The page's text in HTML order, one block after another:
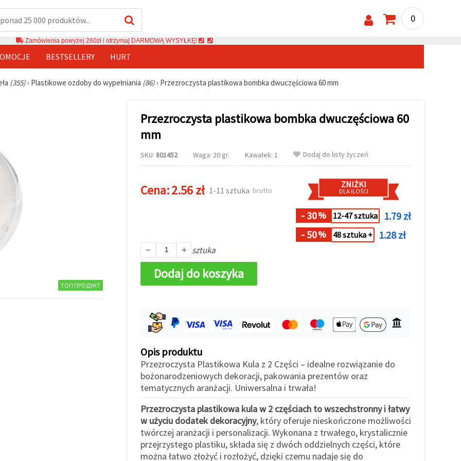
0
Zamówienia powyżej 260zł i otrzymaj DARMOWĄ WYSYŁKĘ!
BESTSELLERY HURT
(355)› Plastikowe ozdoby do wypełniania (86)› Przezroczysta plastikowa bombka dwuczęściowa 60 mm
ТОП ПРОДУКТ
Przezroczysta plastikowa bombka dwuczęściowa 60
mm
SKU: 801452 Waga: 20 gr. Kawałek: 1 Dodaj do listy życzeń
Cena:2.56 zł 1-11 sztuka brutto
ZNIŻKI
DLA ILOŚCI
- 30% 12-47 sztuka
1.79 zł
- 50% 48 sztuka + 1.28 zł
sztuka
Dodaj do koszyka
Opis produktu
Przezroczysta Plastikowa Kula z 2 Części – idealne rozwiązanie do
bożonarodzeniowych dekoracji, pakowania prezentów oraz
tematycznych aranżacji. Uniwersalna i trwała!
Przezroczysta plastikowa kula w 2 częściach to wszechstronny i łatwy
w użyciu dodatek dekoracyjny, który oferuje nieskończone możliwości
twórczej aranżacji i personalizacji. Wykonana z trwałego, krystalicznie
przejrzystego plastiku, składa się z dwóch oddzielnych części, które
można łatwo złożyć i rozłożyć, dzięki czemu nadaje się do